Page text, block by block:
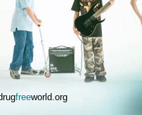
freeworld.org